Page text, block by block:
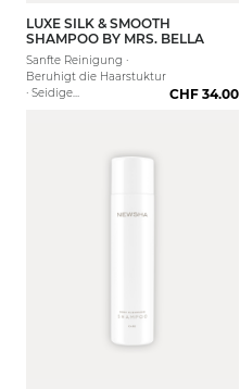
250 ml
LUXE SILK & SMOOTH
SHAMPOO BY MRS. BELLA
Sanfte Reinigung ·
Beruhigt die Haarstuktur
· Seidige
CHF 34.00
80 ml